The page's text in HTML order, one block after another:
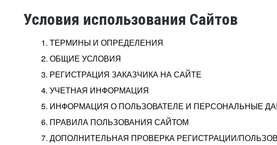
Условия использования Сайтов
1. ТЕРМИНЫ И ОПРЕДЕЛЕНИЯ
2. ОБЩИЕ УСЛОВИЯ
3. РЕГИСТРАЦИЯ ЗАКАЗЧИКА НА САЙТЕ
4. УЧЕТНАЯ ИНФОРМАЦИЯ
5. ИНФОРМАЦИЯ О ПОЛЬЗОВАТЕЛЕ И ПЕРСОНАЛЬНЫЕ
6. ПРАВИЛА ПОЛЬЗОВАНИЯ САЙТОМ
7. ДОПОЛНИТЕЛЬНАЯ ПРОВЕРКА РЕГИСТРАЦИИ/